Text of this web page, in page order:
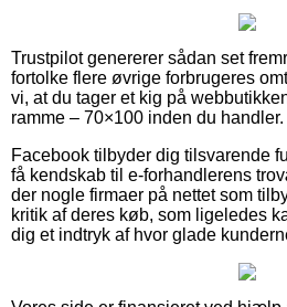
Trustpilot genererer sådan set
fortolke flere øvrige forbrugeres
vi, at du tager et kig på
ramme – 70×100 inden du handler.
Facebook tilbyder dig tilsvarende
få kendskab til e-forhandlerens
der nogle firmaer på nettet som
kritik af deres køb, som ligeledes
dig et indtryk af hvor glade